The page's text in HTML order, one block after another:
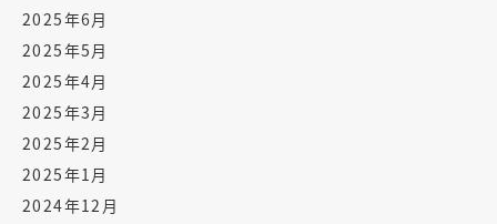
2025年6月
2025年5月
2025年4月
2025年3月
2025年2月
2025年1月
2024年12月